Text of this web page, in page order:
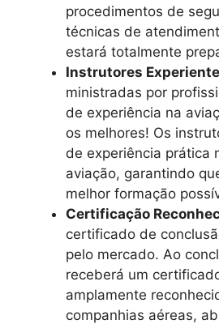
procedimentos de
técnicas de
estará totalmente
Instrutores
ministradas por
de experiência na
os melhores! Os
de experiência prática
aviação, garantindo
melhor formação
Certificação
certificado de
pelo mercado. Ao
receberá um
amplamente
companhias aéreas,